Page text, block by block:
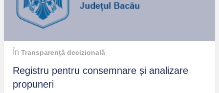
În Transparență decizională
Registru pentru consemnare și analizare
propuneri